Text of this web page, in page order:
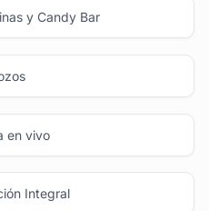
y Candy Bar
en vivo
Integral